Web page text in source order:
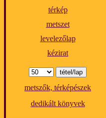
térkép
metszet
levelezőlap
kézirat
metszők, térképészek
dedikált könyvek